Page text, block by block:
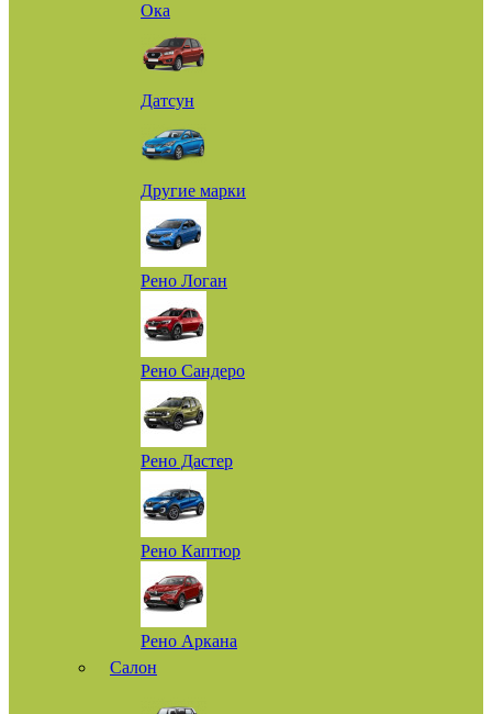
Ока
Датсун
Другие марки
Рено Логан
Рено Сандеро
Рено Дастер
Рено Каптюр
Рено Аркана
Салон